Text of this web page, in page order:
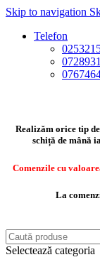
Skip to navigation
Telefon
Realizăm orice tip
schiță de mână
Comenzile cu
La
Selectează categoria